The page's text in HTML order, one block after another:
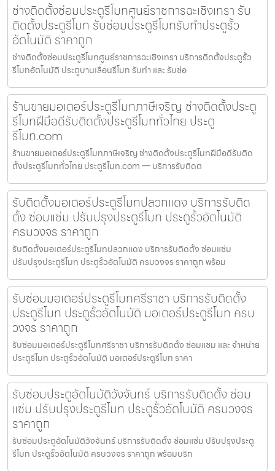
ช่างติดตั้งซ่อมประตูรีโมทศูนย์ราชการฉะเชิงเทรา รับ
ติดตั้งประตูรีโมท รับซ่อมประตูรีโมทรับทำประตูรั้ว
อัตโนมัติ ราคาถูก
ช่างติดตั้งซ่อมประตูรีโมทศูนย์ราชการฉะเชิงเทรา บริการติดตั้งประตูรั้ว
รีโมทอัตโนมัติ ประตูบานเลื่อนรีโมท รับทำ และ รับซ่อ
ร้านขายมอเตอร์ประตูรีโมทภาษีเจริญ ช่างติดตั้งประตู
รีโมทฝีมือดีรับติดตั้งประตูรีโมททั่วไทย ประตู
รีโมท.com
ร้านขายมอเตอร์ประตูรีโมทภาษีเจริญ ช่างติดตั้งประตูรีโมทฝีมือดีรับติด
ตั้งประตูรีโมททั่วไทย ประตูรีโมท.com — บริการรับติดต
รับติดตั้งมอเตอร์ประตูรีโมทปลวกแดง บริการรับติด
ตั้ง ซ่อมแซ่ม ปรับปรุงประตูรีโมท ประตูรั้วอัตโนมัติ
ครบวงจร ราคาถูก
รับติดตั้งมอเตอร์ประตูรีโมทปลวกแดง บริการรับติดตั้ง ซ่อมแซ่ม
ปรับปรุงประตูรีโมท ประตูรั้วอัตโนมัติ ครบวงจร ราคาถูก พร้อม
รับซ่อมมอเตอร์ประตูรีโมทศรีราชา บริการรับติดตั้ง
ประตูรีโมท ประตูรั้วอัตโนมัติ มอเตอร์ประตูรีโมท ครบ
วงจร ราคาถูก
รับซ่อมมอเตอร์ประตูรีโมทศรีราชา บริการรับติดตั้ง ซ่อมแซม และ จำหน่าย
ประตูรีโมท ประตูรั้วอัตโนมัติ มอเตอร์ประตูรีโมท ราคา
รับซ่อมประตูอัตโนมัติวังจันทร์ บริการรับติดตั้ง ซ่อม
แซ่ม ปรับปรุงประตูรีโมท ประตูรั้วอัตโนมัติ ครบวงจร
ราคาถูก
รับซ่อมประตูอัตโนมัติวังจันทร์ บริการรับติดตั้ง ซ่อมแซ่ม ปรับปรุงประตู
รีโมท ประตูรั้วอัตโนมัติ ครบวงจร ราคาถูก พร้อมบริก